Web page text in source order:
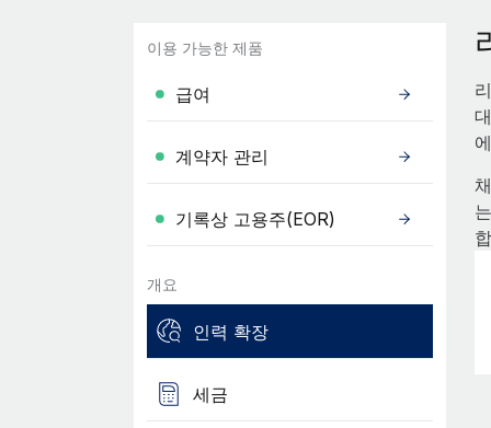
이용 가능한 제품
급여
계약자 관리
기록상 고용주(EOR)
개요
인력 확장
세금